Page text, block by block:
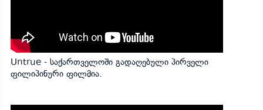
Untrue - საქართველოში გადაღებული პირველი
ფილიპინური ფილმია.